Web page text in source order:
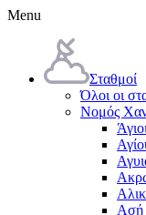
Menu
Σταθμοί
Όλοι οι
Νομός
Ασή